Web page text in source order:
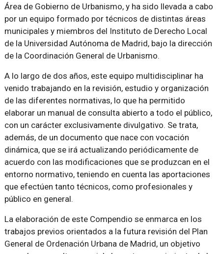
Área de Gobierno de Urbanismo, y ha sido llevada a cabo
por un equipo formado por técnicos de distintas áreas
municipales y miembros del Instituto de Derecho Local
de la Universidad Autónoma de Madrid, bajo la dirección
de la Coordinación General de Urbanismo.
A lo largo de dos años, este equipo multidisciplinar ha
venido trabajando en la revisión, estudio y organización
de las diferentes normativas, lo que ha permitido
elaborar un manual de consulta abierto a todo el público,
con un carácter exclusivamente divulgativo. Se trata,
además, de un documento que nace con vocación
dinámica, que se irá actualizando periódicamente de
acuerdo con las modificaciones que se produzcan en el
entorno normativo, teniendo en cuenta las aportaciones
que efectúen tanto técnicos, como profesionales y
público en general.
La elaboración de este Compendio se enmarca en los
trabajos previos orientados a la futura revisión del Plan
General de Ordenación Urbana de Madrid, un objetivo